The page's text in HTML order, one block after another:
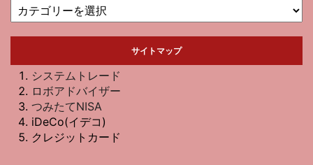
サイトマップ
システムトレード
ロボアドバイザー
つみたてNISA
iDeCo(イデコ)
クレジットカード